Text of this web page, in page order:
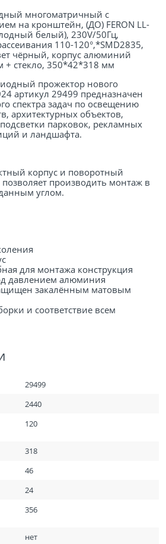
многоматричный с
на кронштейн, (ДО) FERON LL-
белый), 230V/50Гц,
110-120°,*SMD2835,
чёрный, корпус алюминий
+ стекло, 350*42*318 мм
прожектор нового
артикул 29499 предназначен
спектра задач по освещению
архитектурных объектов,
парковок, рекламных
и ландшафта.
корпус и поворотный
производить монтаж в
углом.
для монтажа конструкция
давлением алюминия
закалённым матовым
и соответствие всем
29499
2440
120
318
46
24
356
нет